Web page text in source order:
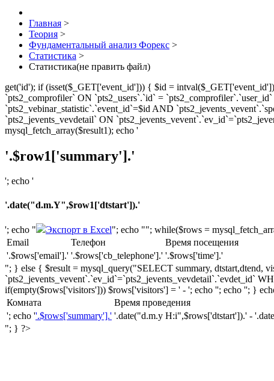
Главная >
Теория >
Фундаментальный анализ Форекс >
Статистика >
Статистика(не править файл)
get('id'); if (isset($_GET['event_id'])) { $id =
`pts2_comprofiler` ON `pts2_users`.`id` =
`pts2_vebinar_statistic`.`event_id`=$id AND
`pts2_jevents_vevdetail` ON
mysql_fetch_array($result1); echo '
'.$row1['summary'].'
'; echo '
'.date("d.m.Y",$row1['dtstart']).'
'; echo " Экспорт в Excel"; echo ""; while($rows =
Email
Телефон
Время посещения
'.$rows['email'].' '.$rows['cb_telephone'].' '.$rows['time'].'
"; } else { $result = mysql_query("SELECT summary, dtstart,dtend,
`pts2_jevents_vevent`.`ev_id`=`pts2_jevents_vevdetail`.`evdet_id`
if(empty($rows['visitors'])) $rows['visitors'] = ' - '; echo ''; echo ''; }
Комната
Время проведения
'; echo ''.$rows['summary'].' '.date("d.m.y H:i",$rows['dtstart']).' -
"; } ?>